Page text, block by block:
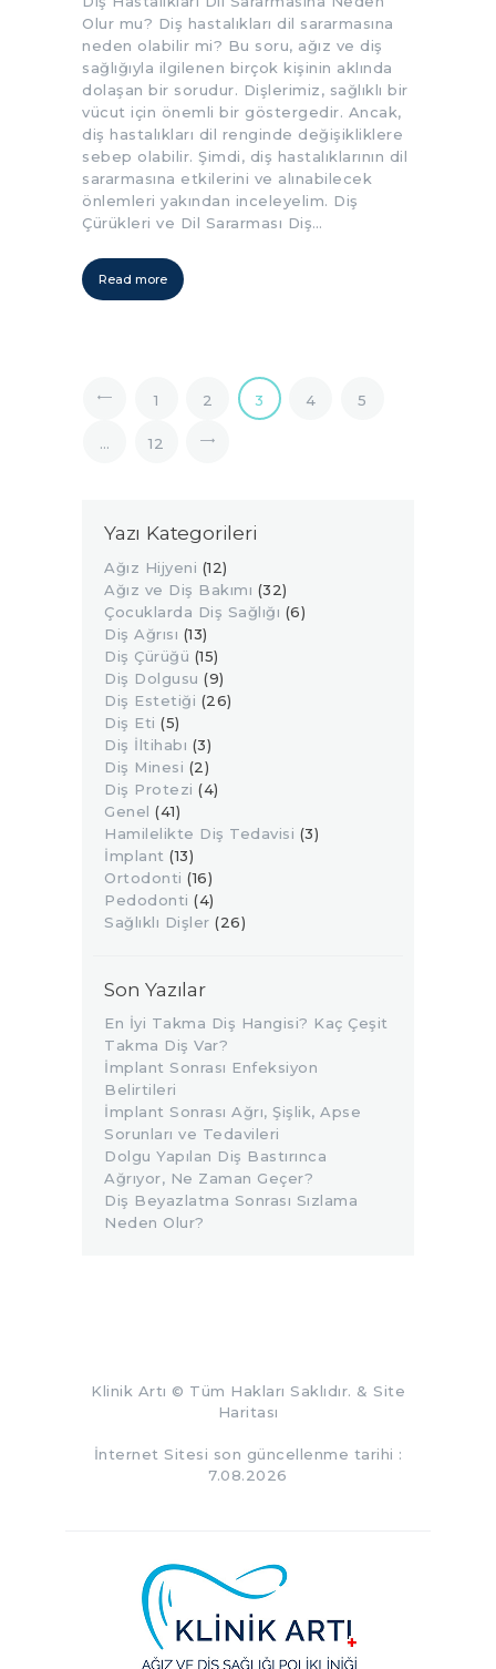
Olur mu? Diş hastalıkları dil sararmasına
neden olabilir mi? Bu soru, ağız ve diş
sağlığıyla ilgilenen birçok kişinin aklında
dolaşan bir sorudur. Dişlerimiz, sağlıklı bir
vücut için önemli bir göstergedir. Ancak,
diş hastalıkları dil renginde değişikliklere
sebep olabilir. Şimdi, diş hastalıklarının dil
sararmasına etkilerini ve alınabilecek
önlemleri yakından inceleyelim. Diş
Çürükleri ve Dil Sararması Diş…
Read more
<
1 2 3 4 5
… 12
Yazı Kategorileri
Ağız Hijyeni (12)
Ağız ve Diş Bakımı (32)
Çocuklarda Diş Sağlığı (6)
Diş Ağrısı (13)
Diş Çürüğü (15)
Diş Dolgusu (9)
Diş Estetiği (26)
Diş Eti (5)
Diş İltihabı (3)
Diş Minesi (2)
Diş Protezi (4)
Genel (41)
Hamilelikte Diş Tedavisi (3)
İmplant (13)
Ortodonti (16)
Pedodonti (4)
Sağlıklı Dişler (26)
Son Yazılar
En İyi Takma Diş Hangisi? Kaç Çeşit
Takma Diş Var?
İmplant Sonrası Enfeksiyon
Belirtileri
İmplant Sonrası Ağrı, Şişlik, Apse
Sorunları ve Tedavileri
Dolgu Yapılan Diş Bastırınca
Ağrıyor, Ne Zaman Geçer?
Diş Beyazlatma Sonrası Sızlama
Neden Olur?
Klinik Artı © Tüm Hakları Saklıdır. & Site
Haritası
İnternet Sitesi son güncellenme tarihi :
7.08.2026